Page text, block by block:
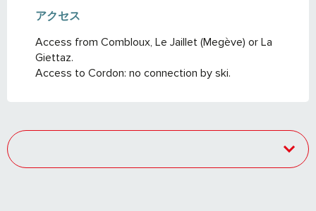
アクセス
アクセス
Access from Combloux, Le Jaillet (Megève) or La
Giettaz.
Access to Cordon: no connection by ski.